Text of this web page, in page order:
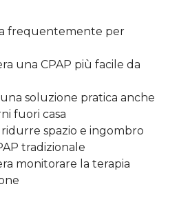
frequentemente per
una CPAP più facile da
soluzione pratica anche
fuori casa
spazio e ingombro
tradizionale
monitorare la terapia